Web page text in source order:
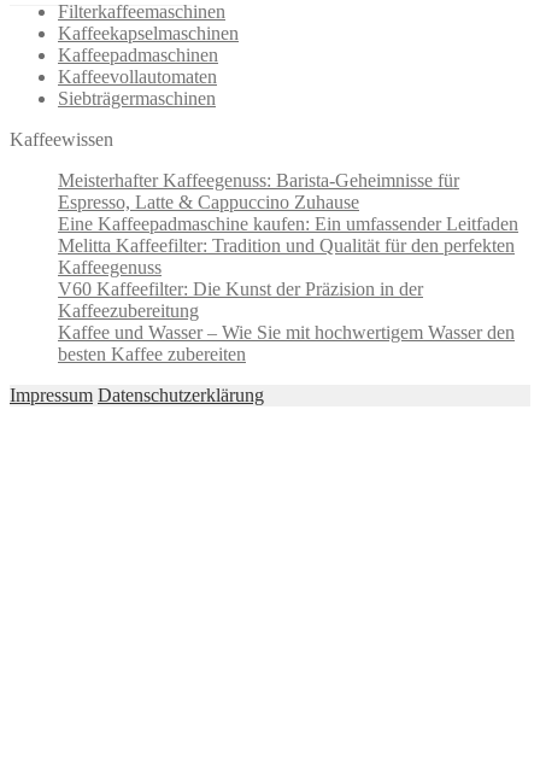
Filterkaffeemaschinen
Kaffeekapselmaschinen
Kaffeepadmaschinen
Kaffeevollautomaten
Siebträgermaschinen
Kaffeewissen
Meisterhafter Kaffeegenuss: Barista-Geheimnisse für
Espresso, Latte & Cappuccino Zuhause
Eine Kaffeepadmaschine kaufen: Ein umfassender Leitfaden
Melitta Kaffeefilter: Tradition und Qualität für den perfekten
Kaffeegenuss
V60 Kaffeefilter: Die Kunst der Präzision in der
Kaffeezubereitung
Kaffee und Wasser – Wie Sie mit hochwertigem Wasser den
besten Kaffee zubereiten
Impressum Datenschutzerklärung